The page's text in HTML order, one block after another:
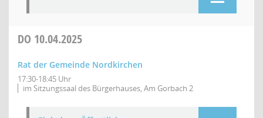
DO 10.04.2025
Rat der Gemeinde Nordkirchen
17:30-18:45 Uhr
im Sitzungssaal des Bürgerhauses, Am Gorbach 2